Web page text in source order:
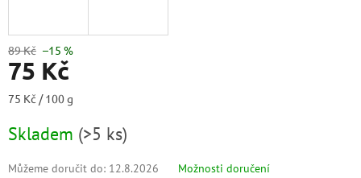
89 Kč –15 %
75 Kč
Měrná
75 Kč / 100 g
Skladem (>5 ks)
Můžeme doručit do: 12.8.2026 Možnosti doručení